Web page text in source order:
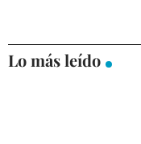
Lo más leído